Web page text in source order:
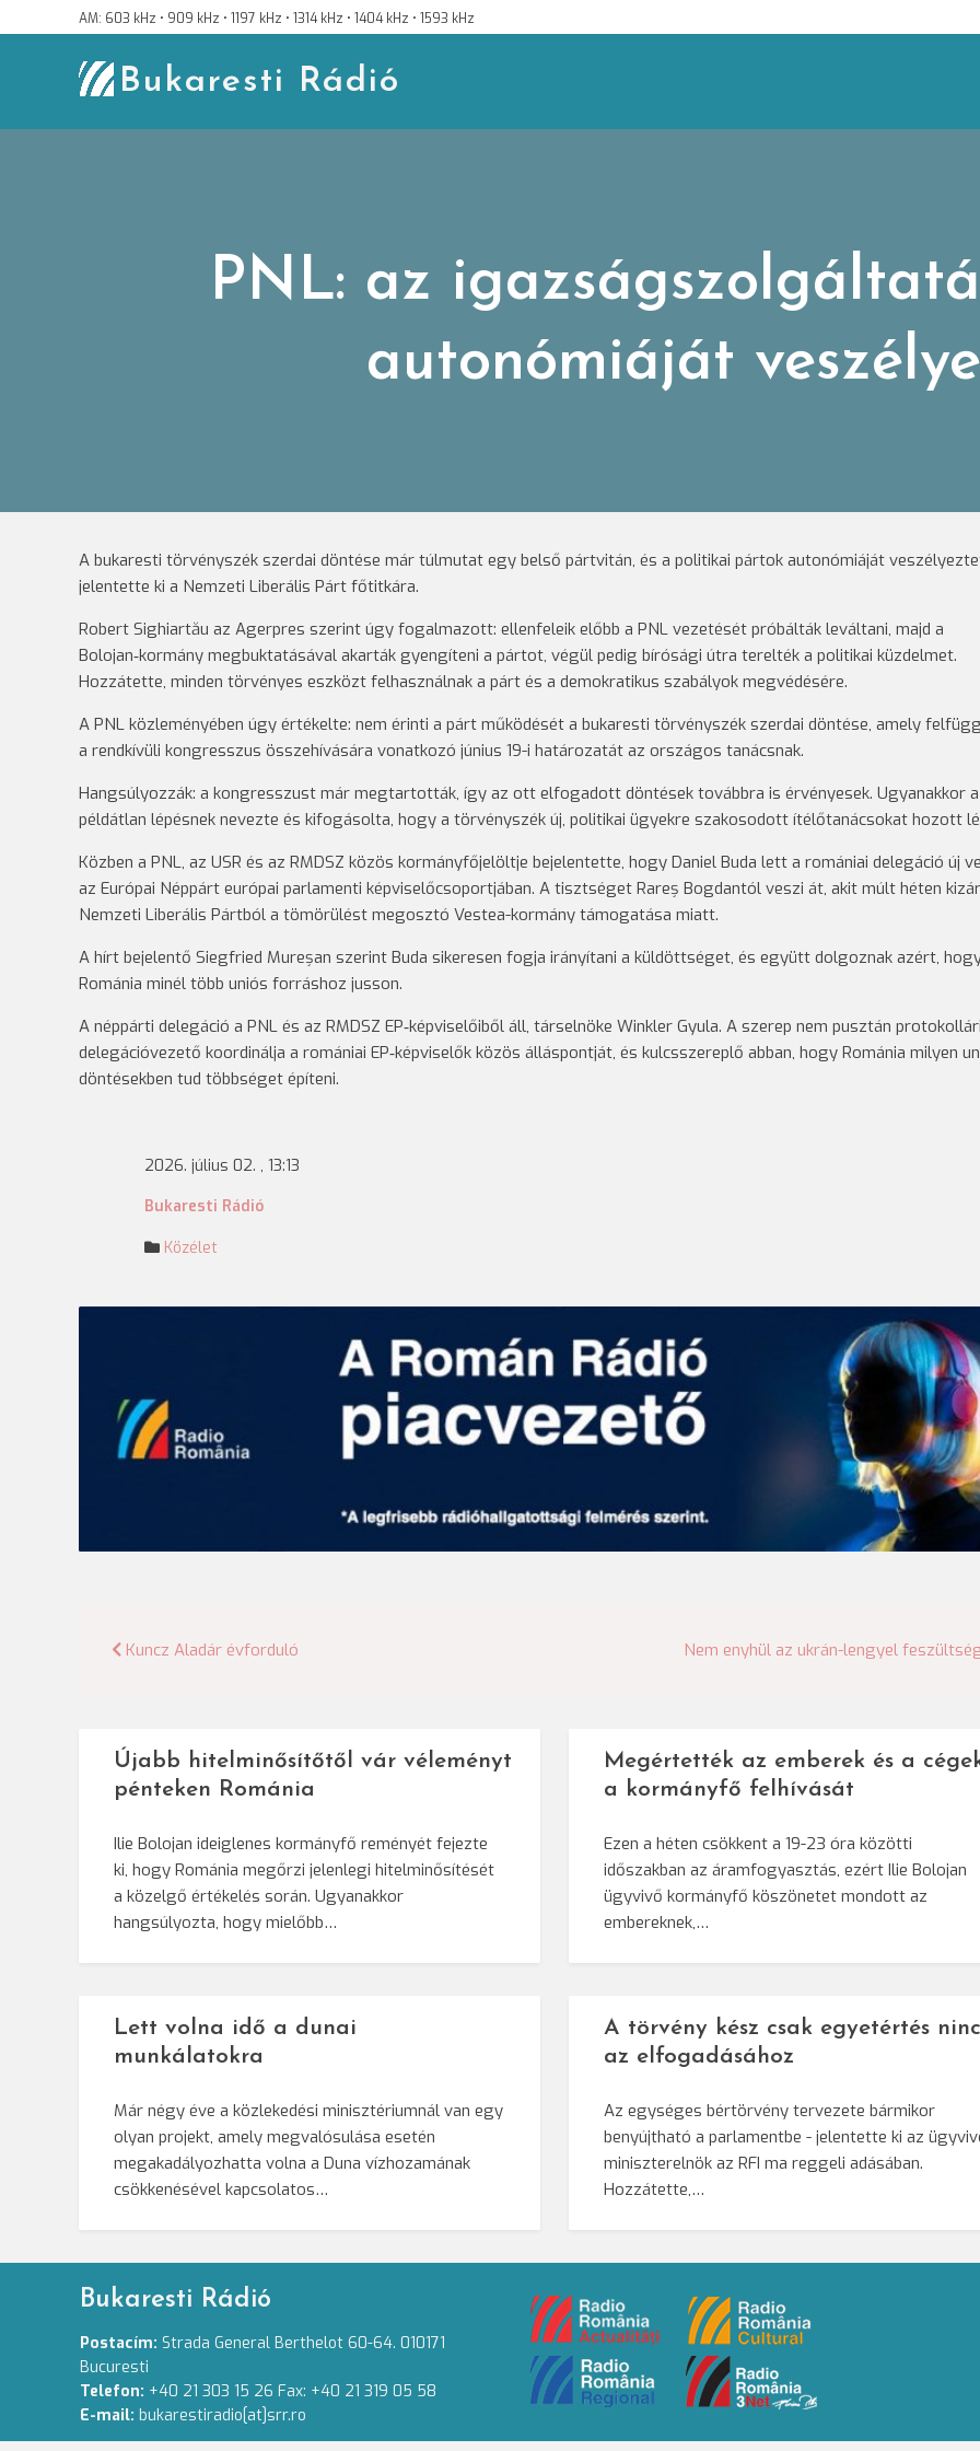
to
AM: 603 kHz • 909 kHz • 1197 kHz • 1314 kHz • 1404 kHz • 1593 kHz
Bukaresti Rádió
PNL: az
autonómiáját
A bukaresti törvényszék szerdai döntése már túlmutat egy belső pártvitán, és a politikai pártok autonómiáját
jelentette ki a Nemzeti Liberális Párt főtitkára.
Robert Sighiartău az Agerpres szerint úgy fogalmazott: ellenfeleik előbb a PNL vezetését próbálták leváltani, majd a
Bolojan‑kormány megbuktatásával akarták gyengíteni a pártot, végül pedig bírósági útra terelték a politikai küzdelmet.
Hozzátette, minden törvényes eszközt felhasználnak a párt és a demokratikus szabályok megvédésére.
A PNL közleményében úgy értékelte: nem érinti a párt működését a bukaresti törvényszék szerdai döntése, amely
a rendkívüli kongresszus összehívására vonatkozó június 19-i határozatát az országos tanácsnak.
Hangsúlyozzák: a kongresszust már megtartották, így az ott elfogadott döntések továbbra is érvényesek. Ugyanakkor
példátlan lépésnek nevezte és kifogásolta, hogy a törvényszék új, politikai ügyekre szakosodott ítélőtanácsokat hozott
Közben a PNL, az USR és az RMDSZ közös kormányfőjelöltje bejelentette, hogy Daniel Buda lett a romániai delegáció új
az Európai Néppárt európai parlamenti képviselőcsoportjában. A tisztséget Rareș Bogdantól veszi át, akit múlt héten
Nemzeti Liberális Pártból a tömörülést megosztó Vestea-kormány támogatása miatt.
A hírt bejelentő Siegfried Mureșan szerint Buda sikeresen fogja irányítani a küldöttséget, és együtt dolgoznak azért,
Románia minél több uniós forráshoz jusson.
A néppárti delegáció a PNL és az RMDSZ EP‑képviselőiből áll, társelnöke Winkler Gyula. A szerep nem pusztán
delegációvezető koordinálja a romániai EP‑képviselők közös álláspontját, és kulcsszereplő abban, hogy Románia milyen
döntésekben tud többséget építeni.
2026. július 02. , 13:13
Bukaresti Rádió
Közélet
Bejegyzés
Kuncz Aladár évforduló Nem enyhül az ukrán-lengyel
Újabb hitelminősítőtől vár véleményt
pénteken Románia
Ilie Bolojan ideiglenes kormányfő reményét fejezte
ki, hogy Románia megőrzi jelenlegi hitelminősítését
a közelgő értékelés során. Ugyanakkor
hangsúlyozta, hogy mielőbb…
Megértették az emberek és a
a kormányfő felhívását
Ezen a héten csökkent a 19-23 óra közötti
időszakban az áramfogyasztás, ezért Ilie Bolojan
ügyvivő kormányfő köszönetet mondott az
embereknek,…
Lett volna idő a dunai
munkálatokra
Már négy éve a közlekedési minisztériumnál van egy
olyan projekt, amely megvalósulása esetén
megakadályozhatta volna a Duna vízhozamának
csökkenésével kapcsolatos…
A törvény kész csak egyetértés
az elfogadásához
Az egységes bértörvény tervezete bármikor
benyújtható a parlamentbe - jelentette ki az
miniszterelnök az RFI ma reggeli adásában.
Hozzátette,…
Bukaresti Rádió
Postacím: Strada General Berthelot 60-64. 010171
Bucuresti
Telefon: +40 21 303 15 26 Fax: +40 21 319 05 58
E-mail: bukarestiradio[at]srr.ro